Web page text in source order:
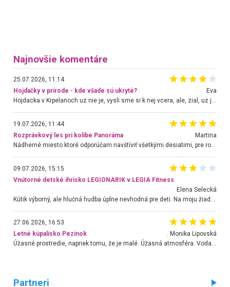
Najnovšie komentáre
25.07.2026, 11:14
Hojdačky v prírode - kde všade sú ukryté?
Eva
Hojdacka v Krpelanoch uz nie je, vysli sme si k nej vcera, ale, zial, uz je znicena. Ak sem planujete cestu len kvoli hojdacke, mozete si ju usetrit. Krasny vyhlad je tu vsak aj bez hojdacky :-)
19.07.2026, 11:44
Rozprávkový les pri kolibe Panoráma
Martina
Nádherné miesto ktoré odporúčam navštíviť všetkými desiatimi, pre rodiny s deťmi, dôchodcom... Proste a jednoducho ozaj rozprávkový les.. určite ešte prídeme. Odniesli sme si na pamiatku krásne tričká,
09.07.2026, 15:15
Vnútorné detské ihrisko LEGIONARIK v LEGIA Fitness
Elena Selecká
27.06.2026, 16:53
Letné kúpalisko Pezinok
. Monika Lipovská
Úžasné prostredie, napriek tomu, že je malé. Úžasná atmosféra. Voda fantastická a nádherná. Ľudí je pomerne veľa, ale su mili a ohľaduplní. Je veľmi zaujímavé sledovať, ako dokážu spolu športovať cudzí ľudia a bez ohľadu na vek. Vládne tu pohoda. Vnuka neviem dostať z vody. Ďakujem za krásny deň . Urcite sa sem vrátim. Jediný problém je s parkovaním, ale aj ten sa mi podarilo vyriešiť. Monika Bratislava
Partneri